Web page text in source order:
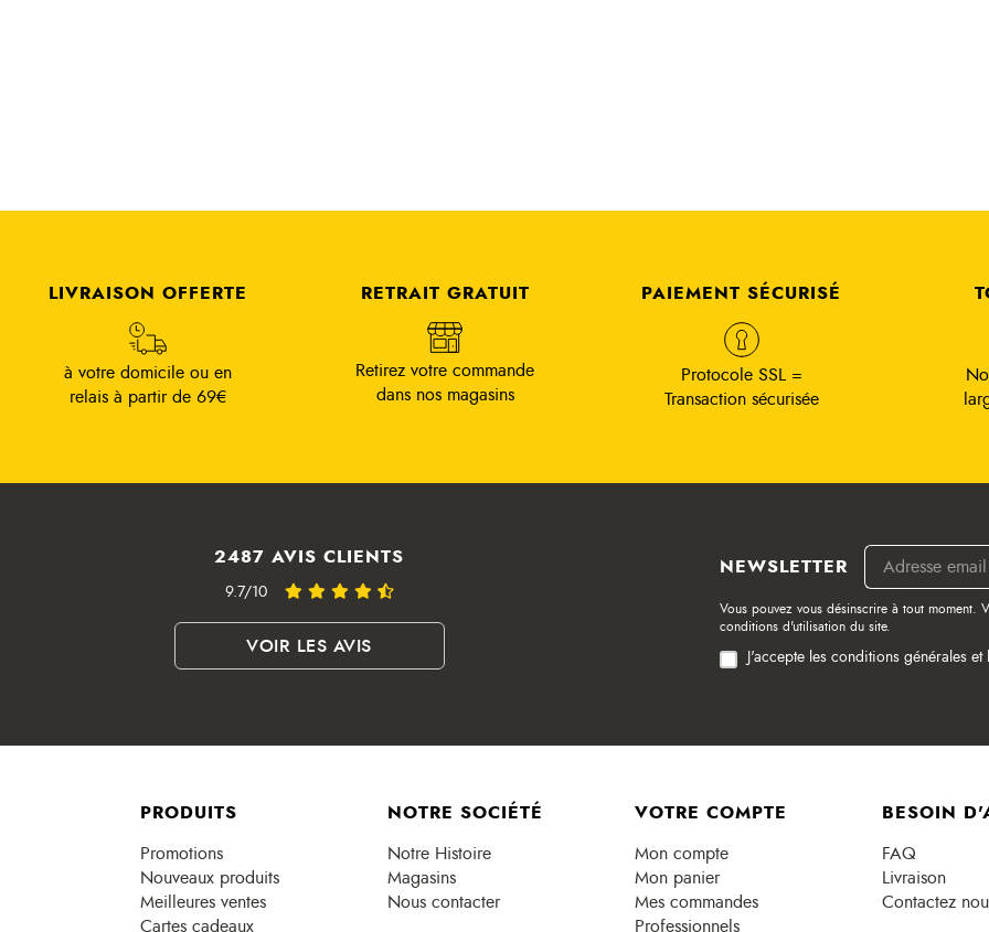
LIVRAISON OFFERTE
à votre domicile ou en
relais à partir de 69€
RETRAIT GRATUIT
Retirez votre commande
dans nos magasins
PAIEMENT SÉCURISÉ
Protocole SSL =
Transaction sécurisée
2487 AVIS CLIENTS
9.7/10
VOIR LES AVIS
NEWSLETTER
Vous pouvez vous désinscrire à tout moment.
conditions d'utilisation du site.
J'accepte les conditions générales
PRODUITS
Promotions
Nouveaux produits
Meilleures ventes
Cartes cadeaux
NOTRE SOCIÉTÉ
Notre Histoire
Magasins
Nous contacter
VOTRE COMPTE
Mon compte
Mon panier
Mes commandes
Professionnels
BESOIN
FAQ
Livraison
Contactez